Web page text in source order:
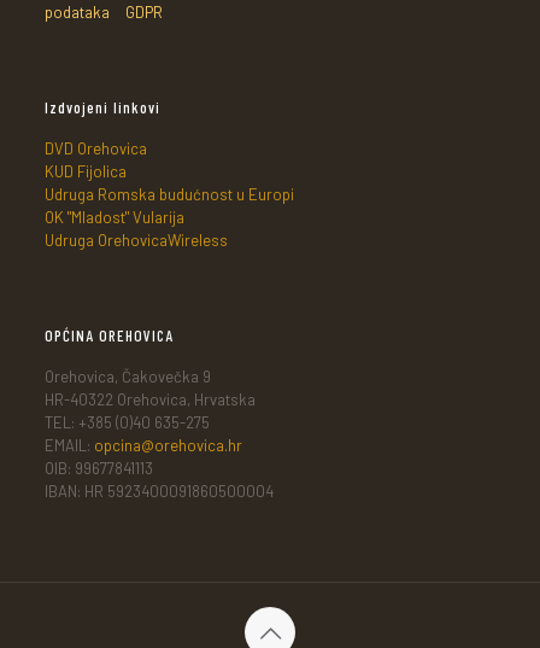
podataka
GDPR
Izdvojeni linkovi
DVD Orehovica
KUD Fijolica
Udruga Romska budućnost u Europi
OK "Mladost" Vularija
Udruga OrehovicaWireless
OPĆINA OREHOVICA
Orehovica, Čakovečka 9
HR-40322 Orehovica, Hrvatska
TEL: +385 (0)40 635-275
EMAIL: opcina@orehovica.hr
OIB: 99677841113
IBAN: HR 5923400091860500004